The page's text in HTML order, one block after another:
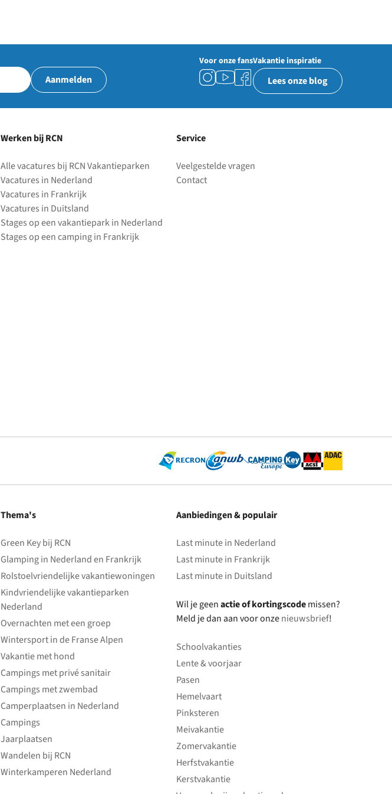
Aanmelden
Voor onze fansVakantie inspiratie
Lees onze blog
Werken bij RCN
Alle vacatures bij RCN Vakantieparken
Vacatures in Nederland
Vacatures in Frankrijk
Vacatures in Duitsland
Stages op een vakantiepark in Nederland
Stages op een camping in Frankrijk
Service
Veelgestelde vragen
Contact
Thema's
Green Key bij RCN
Glamping in Nederland en Frankrijk
Rolstoelvriendelijke vakantiewoningen
Kindvriendelijke vakantieparken
Nederland
Overnachten met een groep
Wintersport in de Franse Alpen
Vakantie met hond
Campings met privé sanitair
Campings met zwembad
Camperplaatsen in Nederland
Campings
Jaarplaatsen
Wandelen bij RCN
Winterkamperen Nederland
Aanbiedingen & populair
Last minute in Nederland
Last minute in Frankrijk
Last minute in Duitsland
Wil je geenactie of kortingscodemissen?
Meld je dan aan voor onzenieuwsbrief!
Schoolvakanties
Lente & voorjaar
Pasen
Hemelvaart
Pinksteren
Meivakantie
Zomervakantie
Herfstvakantie
Kerstvakantie